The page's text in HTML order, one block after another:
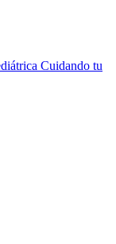
Cuidando tu